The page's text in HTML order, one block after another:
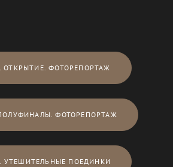
ОТКРЫТИЕ. ФОТОРЕПОРТАЖ
ФОТОРЕПОРТАЖ
УТЕШИТЕЛЬНЫЕ ПОЕДИНКИ